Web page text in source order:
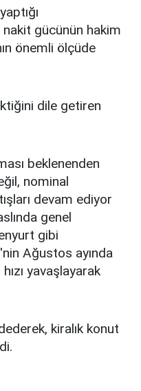
gücünün hakim
önemli ölçüde
dile getiren
beklenenden
nominal
devam ediyor
genel
gibi
Ağustos ayında
yavaşlayarak
kiralık konut